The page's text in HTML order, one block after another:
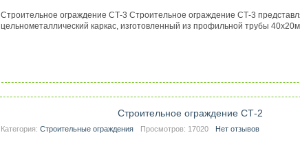
Строительное ограждение СТ-3 Строительное ограждение СТ-3
цельнометаллический каркас, изготовленный из профильной трубы
Строительное ограждение СТ-2
Категория: Строительные ограждения Просмотров: 17020 Нет отзывов